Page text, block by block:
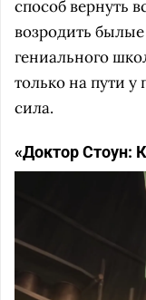
способ вернуть
возродить
гениального
только на пути у
сила.
«Доктор Стоун: